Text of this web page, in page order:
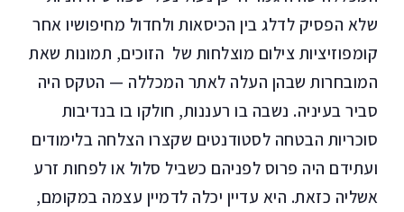
שלא הפסיק לדלג בין הכיסאות ולחדול מחיפושיו אחר
קומפוזיציות צילום מוצלחות של הזוכים, תמונות שאת
המובחרות שבהן העלה לאתר המכללה — הטקס היה
סביר בעיניה. נשבה בו רעננות, חולקו בו בנדיבות
סוכריות הבטחה לסטודנטים שקצרו הצלחה בלימודים
ועתידם היה פרוס לפניהם כשביל סלול או לפחות זרע
אשליה כזאת. היא עדיין יכלה לדמיין עצמה במקומם,